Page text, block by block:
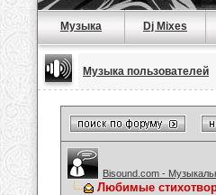
Музыка Dj Mixes
Музыка пользователей
Bisound.com -
Любимые